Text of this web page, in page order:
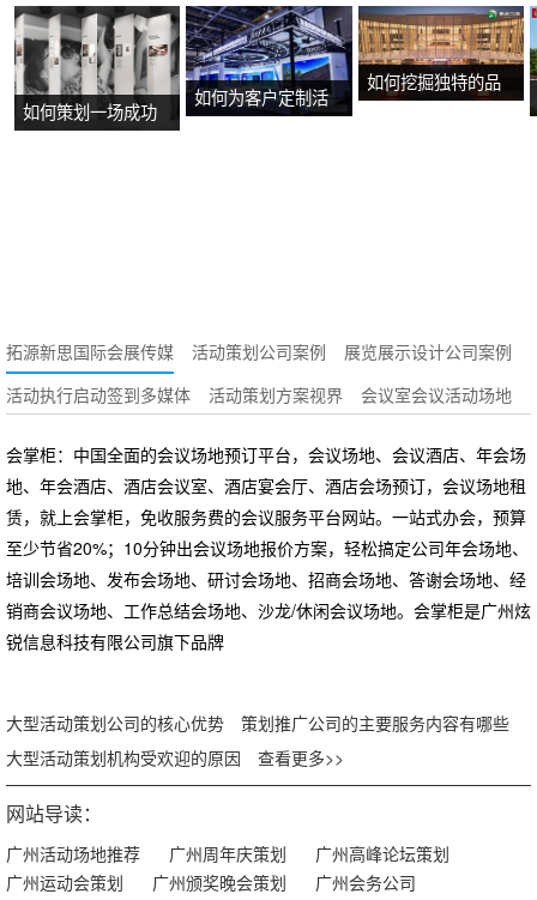
如何策划一场成功
如何为客户定制活
如何挖掘独特的品
拓源新思国际会展传媒 活动策划公司案例
展览展示设计公司案例
活动执行启动签到多媒体
活动策划方案视界 会议室会议活动场地
会掌柜：中国全面的会议场地预订平台，会议场地、会议酒店、年会场
地、年会酒店、酒店会议室、酒店宴会厅、酒店会场预订，会议场地租
赁，就上会掌柜，免收服务费的会议服务平台网站。一站式办会，预算
至少节省20%；10分钟出会议场地报价方案，轻松搞定公司年会场地、
培训会场地、发布会场地、研讨会场地、招商会场地、答谢会场地、经
销商会议场地、工作总结会场地、沙龙/休闲会议场地。会掌柜是广州炫
锐信息科技有限公司旗下品牌
大型活动策划公司的核心优势
策划推广公司的主要服务内容有哪些
大型活动策划机构受欢迎的原因
查看更多>>
网站导读：
广州活动场地推荐 广州周年庆策划
广州高峰论坛策划
广州运动会策划
广州颁奖晚会策划
广州会务公司